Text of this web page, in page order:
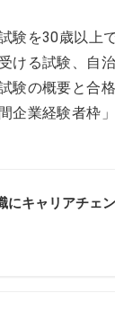
験を30歳以上
ける試験、自
験の概要と合
企業経験者枠
にキャリアチェ